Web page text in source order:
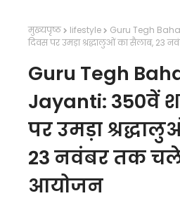
मुख्यपृष्ठ lifestyle
Guru Tegh
दिवस पर उमड़ा श्रद्धालुओं का सैलाब, 23
Guru Tegh
Jayanti: 350वें
पर उमड़ा
23 नवंबर तक
आयोजन